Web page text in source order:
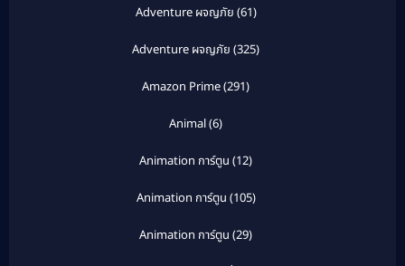
Adventure ผจญภัย (61)
Adventure ผจญภัย (325)
Amazon Prime(291)
Animal(6)
Animation การ์ตูน (12)
Animation การ์ตูน (105)
Animation การ์ตูน (29)